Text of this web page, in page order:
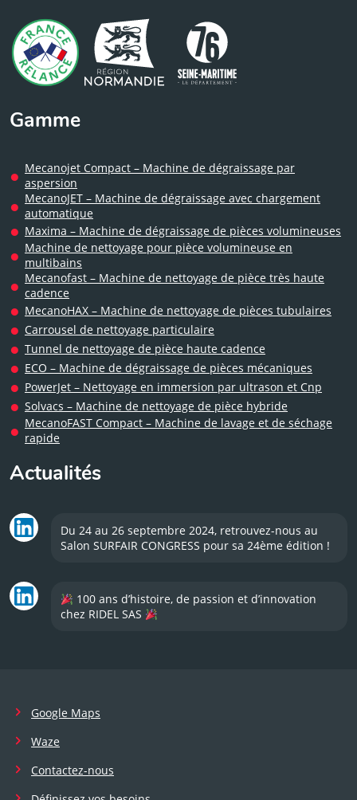
Gamme
Mecanojet Compact – Machine de dégraissage par
aspersion
MecanoJET – Machine de dégraissage avec chargement
automatique
Maxima – Machine de dégraissage de pièces volumineuses
Machine de nettoyage pour pièce volumineuse en
multibains
Mecanofast – Machine de nettoyage de pièce très haute
cadence
MecanoHAX – Machine de nettoyage de pièces tubulaires
Carrousel de nettoyage particulaire
Tunnel de nettoyage de pièce haute cadence
ECO – Machine de dégraissage de pièces mécaniques
PowerJet – Nettoyage en immersion par ultrason et Cnp
Solvacs – Machine de nettoyage de pièce hybride
MecanoFAST Compact – Machine de lavage et de séchage
rapide
Actualités
Du 24 au 26 septembre 2024, retrouvez-nous au
Salon SURFAIR CONGRESS pour sa 24ème édition !
100 ans d’histoire, de passion et d’innovation
chez RIDEL SAS
Google Maps
Waze
Contactez-nous